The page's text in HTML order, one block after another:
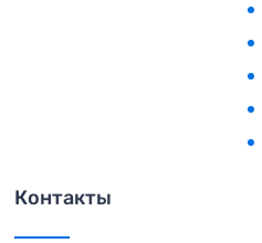
Контакты